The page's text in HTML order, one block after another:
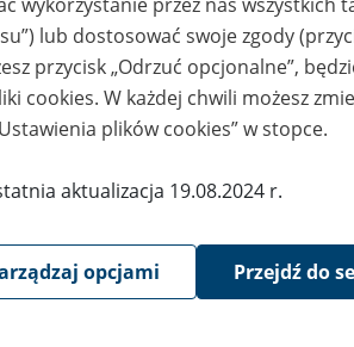
r. POK w Chełmnie będzie czynny do
lub dostosować swoje zgody
przycisk „Odrzuć opcjonalne”,
cookies. W każdej chwili możesz
plików cookies” w stopce.
aktualizacja 19.08.2024 r.
opcjami Przejdź do